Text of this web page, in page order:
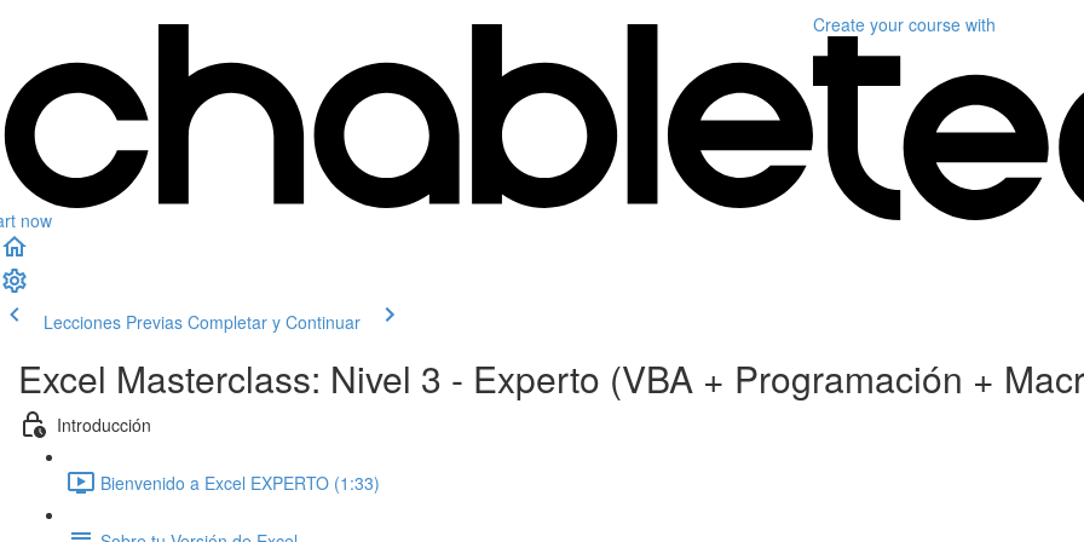
now
Create your course with
Lecciones Previas Completar y Continuar
Excel Masterclass: Nivel 3 - Experto (VBA + Programación +
Introducción
Bienvenido a Excel EXPERTO (1:33)